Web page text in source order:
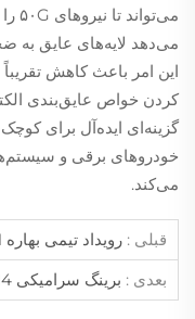
این امر باعث کاهش
کردن خواص عایق‌بندی
گزینه‌ای ایده‌آل برای
خودروهای برقی و
می‌کند.
قبلی : رویداد تیمی بهاره HIGHBORN: چراغ توری خود را بسازید!
بعدی : برینگ سرامیکی Si3N4: کاهش اصطکاک و سایش در ماشین‌آلات با سرعت بالا